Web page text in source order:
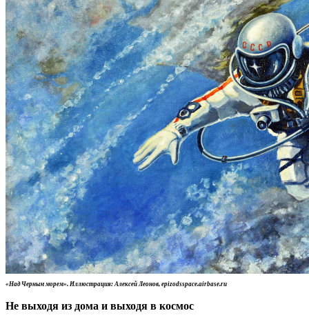
«Над Черным морем». Иллюстрация: Алексей Леонов, epizodsspace.airbase.ru
Не выходя из дома и выходя в космос